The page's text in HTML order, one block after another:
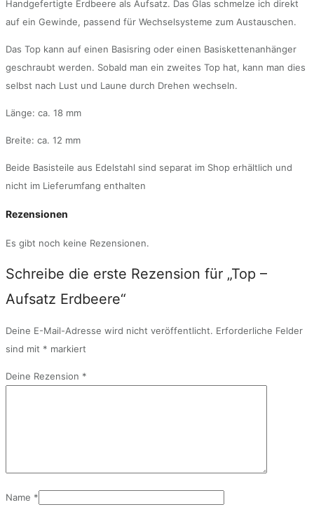
Handgefertigte Erdbeere als Aufsatz. Das Glas schmelze ich direkt
auf ein Gewinde, passend für Wechselsysteme zum Austauschen.
Das Top kann auf einen Basisring oder einen Basiskettenanhänger
geschraubt werden. Sobald man ein zweites Top hat, kann man dies
selbst nach Lust und Laune durch Drehen wechseln.
Länge: ca. 18 mm
Breite: ca. 12 mm
Beide Basisteile aus Edelstahl sind separat im Shop erhältlich und
nicht im Lieferumfang enthalten
Rezensionen
Es gibt noch keine Rezensionen.
Schreibe die erste Rezension für „Top –
Aufsatz Erdbeere“
Deine E-Mail-Adresse wird nicht veröffentlicht. Erforderliche Felder
sind mit * markiert
Deine Rezension *
Name *